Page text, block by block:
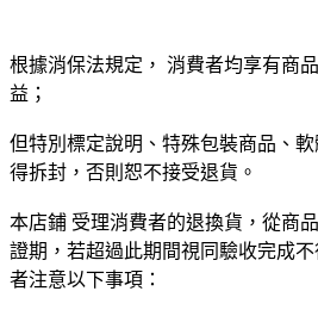
根據消保法規定， 消費者均享有商
益；
但特別標定說明、特殊包裝商品、
得拆封，否則恕不接受退貨。
本店鋪 受理消費者的退換貨，從商
證期，若超過此期間視同驗收完成
者注意以下事項：